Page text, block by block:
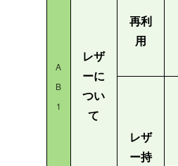
A
B
1
レザ
ーに
つい
て
再利
用
レザ
ー持